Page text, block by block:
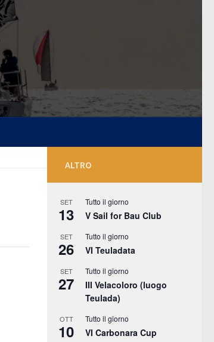
ALTRO
SET
13
Tutto il giorno
V Sail for Bau Club
SET
26
Tutto il giorno
VI Teuladata
SET
27
Tutto il giorno
III Velacoloro (luogo
Teulada)
OTT
10
Tutto il giorno
VI Carbonara Cup